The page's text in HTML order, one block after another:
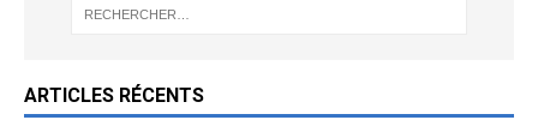
ARTICLES RÉCENTS